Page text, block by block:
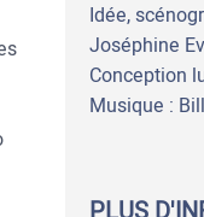
Idée,
Joséphine
Conception
Musique :